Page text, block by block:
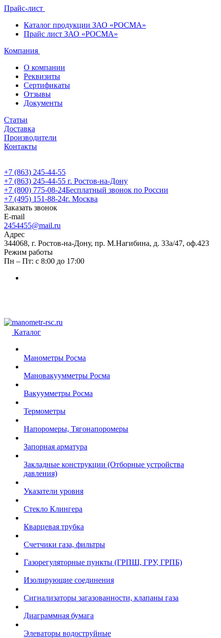
Прайс-лист
Каталог продукции ЗАО «РОСМА»
Прайс лист ЗАО «РОСМА»
Компания
О компании
Реквизиты
Сертификаты
Отзывы
Документы
Статьи
Доставка
Производители
Контакты
+7 (863) 245-44-55
+7 (863) 245-44-55 г. Ростов-на-Дону
+7 (800) 775-08-24Бесплатный звонок по России
+7 (495) 151-88-24г. Москва
Заказать звонок
E-mail
2454455@mail.ru
Адрес
344068, г. Ростов-на-Дону, пр. М.Нагибина, д. 33а/47, оф.423
Режим работы
Пн – Пт: с 8:00 до 17:00
Каталог
Манометры Росма
Мановакуумметры Росма
Вакуумметры Росма
Термометры
Напоромеры, Тягонапоромеры
Запорная арматура
Закладные конструкции (Отборные устройства
давления)
Указатели уровня
Стекло Клингера
Кварцевая трубка
Счетчики газа, фильтры
Газорегуляторные пункты (ГРПШ, ГРУ, ГРПБ)
Изолирующие соединения
Сигнализаторы загазованности, клапаны газа
Диаграммная бумага
Элеваторы водоструйные